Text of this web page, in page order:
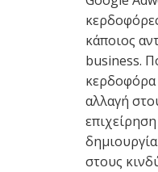
κάποιος
business.
κερδοφόρα
αλλαγή
στους